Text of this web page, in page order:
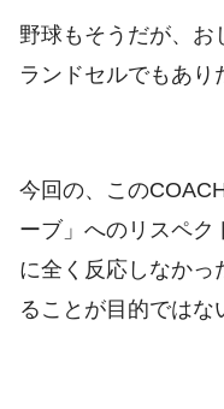
野球もそうだが、お
ランドセルでもあり
今回の、この
ーブ」へのリスペク
に全く反応しなかっ
ることが目的ではな